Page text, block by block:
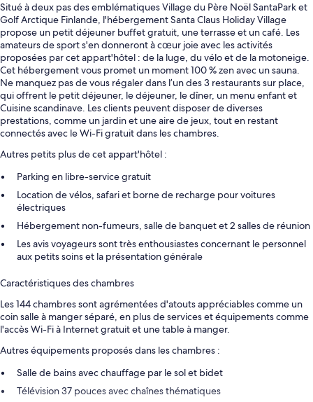
Situé à deux pas des emblématiques Village du Père Noël SantaPark et
Golf Arctique Finlande, l'hébergement Santa Claus Holiday Village
propose un petit déjeuner buffet gratuit, une terrasse et un café. Les
amateurs de sport s'en donneront à cœur joie avec les activités
proposées par cet appart'hôtel : de la luge, du vélo et de la motoneige.
Cet hébergement vous promet un moment 100 % zen avec un sauna.
Ne manquez pas de vous régaler dans l’un des 3 restaurants sur place,
qui offrent le petit déjeuner, le déjeuner, le dîner, un menu enfant et
Cuisine scandinave. Les clients peuvent disposer de diverses
prestations, comme un jardin et une aire de jeux, tout en restant
connectés avec le Wi-Fi gratuit dans les chambres.
Autres petits plus de cet appart'hôtel :
Parking en libre-service gratuit
Location de vélos, safari et borne de recharge pour voitures
électriques
Hébergement non-fumeurs, salle de banquet et 2 salles de réunion
Les avis voyageurs sont très enthousiastes concernant le personnel
aux petits soins et la présentation générale
Caractéristiques des chambres
Les 144 chambres sont agrémentées d'atouts appréciables comme un
coin salle à manger séparé, en plus de services et équipements comme
l'accès Wi-Fi à Internet gratuit et une table à manger.
Autres équipements proposés dans les chambres :
Salle de bains avec chauffage par le sol et bidet
Télévision 37 pouces avec chaînes thématiques